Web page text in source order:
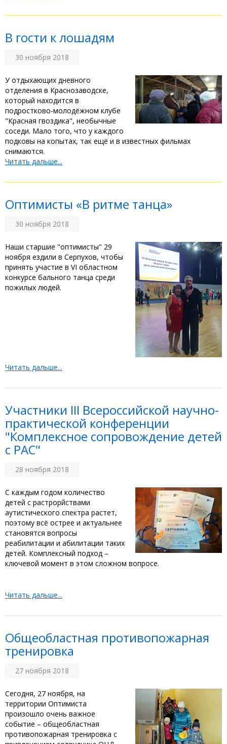
В гости к лошадям
30 ноября 2018
У отдыхающих дневного
отделения в Краснозаводске,
который находится в
подростково-молодёжном клубе
"Красная гвоздика", необычные
соседи. Мало того, что у каждого
подковы на копытах, так ещё и в известных фильмах
снимаются.
Читать дальше...
Оптимисты «В ритме танца»
30 ноября 2018
Наши старшие "оптимисты" 29
ноября ездили в Серпухов, чтобы
принять участие в VI областном
конкурсе бального танца среди
пожилых людей.
Читать дальше...
Участники III Всероссийской научно-
практической конференции
"Комплексное сопровождение детей
с РАС"
28 ноября 2018
С каждым годом количество
детей с растрорйствами
аутистического спектра растет,
поэтому всё острее и актуальнее
становятся вопросы
реабилитации и абилитации таких
детей. Комплексный подход –
ключевой момент в этом сложном вопросе.
Читать дальше...
Общеобластная противопожарная
тренировка
27 ноября 2018
Сегодня, 27 ноября, на
территории Оптимиста
произошло очень важное
событие – общеобластная
противопожарная тренировка с